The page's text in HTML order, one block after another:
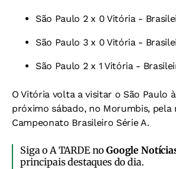
São Paulo 2 x 0 Vitória -
São Paulo 3 x 0 Vitória -
São Paulo 2 x 1 Vitória -
O Vitória volta a visitar o São Paulo
próximo sábado, no Morumbis, pela
Campeonato Brasileiro Série A.
Siga o A TARDE noGoogle
principais destaques do dia.